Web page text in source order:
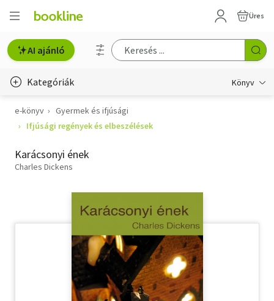
Üres
AI ajánló
Kategóriák Könyv
Életmód, egészség
Gyermek- és ifjúsági
Hobbi, szabadidő
Szótár, nyelvkönyv
e-könyv
Gyermek és ifjúsági
Ifjúsági regények és elbeszélések
Karácsonyi ének
Charles Dickens